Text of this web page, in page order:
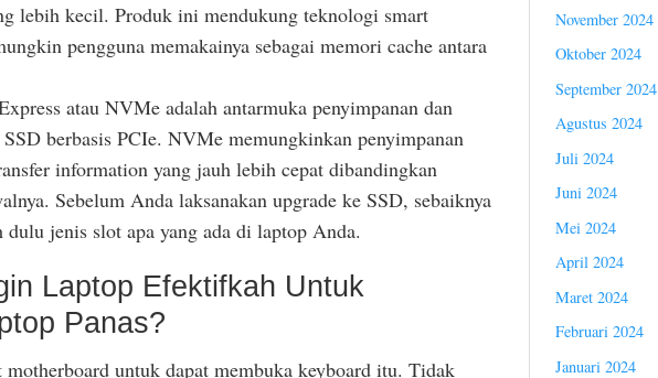
lebih kecil. Produk ini mendukung teknologi smart
pengguna memakainya sebagai memori cache antara
atau NVMe adalah antarmuka penyimpanan dan
berbasis PCIe. NVMe memungkinkan penyimpanan
information yang jauh lebih cepat dibandingkan
Sebelum Anda laksanakan upgrade ke SSD, sebaiknya
jenis slot apa yang ada di laptop Anda.
Laptop Efektifkah Untuk
Panas?
untuk dapat membuka keyboard itu. Tidak
November 2024
Oktober 2024
September 2024
Agustus 2024
Juli 2024
Juni 2024
Mei 2024
April 2024
Maret 2024
Februari 2024
Januari 2024